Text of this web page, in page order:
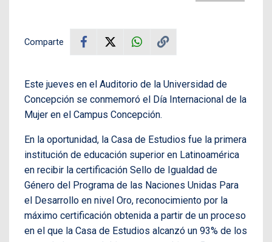
Comparte
Este jueves en el Auditorio de la Universidad de
Concepción se conmemoró el Día Internacional de la
Mujer en el Campus Concepción.
En la oportunidad, la Casa de Estudios fue la primera
institución de educación superior en Latinoamérica
en recibir la certificación Sello de Igualdad de
Género del Programa de las Naciones Unidas Para
el Desarrollo en nivel Oro, reconocimiento por la
máximo certificación obtenida a partir de un proceso
en el que la Casa de Estudios alcanzó un 93% de los